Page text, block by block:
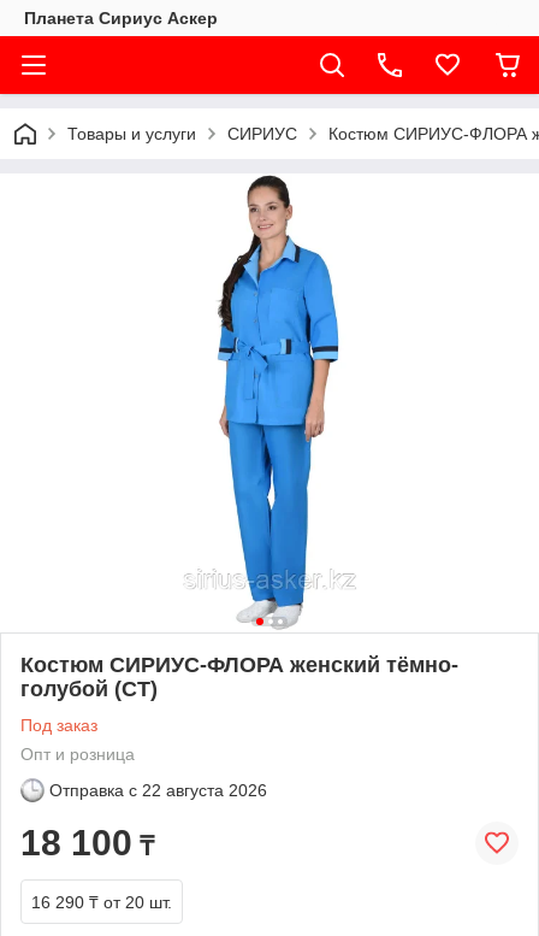
Планета Сириус Аскер
Товары и услуги СИРИУС Костюм СИРИУС-ФЛОРА
Костюм СИРИУС-ФЛОРА женский тёмно-
голубой (СТ)
Под заказ
Опт и розница
Отправка с 22 августа 2026
18 100 ₸
16 290 ₸ от 20 шт.